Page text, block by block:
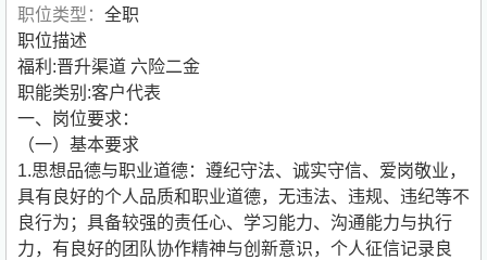
职位类型： 全职
职位描述
福利:晋升渠道 六险二金
职能类别:客户代表
一、岗位要求：
（一）基本要求
1.思想品德与职业道德：遵纪守法、诚实守信、爱岗敬业，
具有良好的个人品质和职业道德，无违法、违规、违纪等不
良行为；具备较强的责任心、学习能力、沟通能力与执行
力，有良好的团队协作精神与创新意识，个人征信记录良